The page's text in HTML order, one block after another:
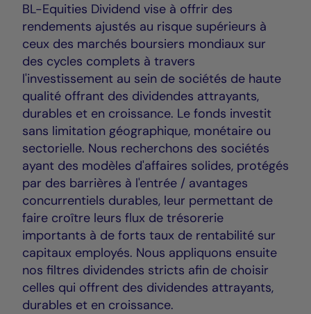
BL-Equities Dividend vise à offrir des
rendements ajustés au risque supérieurs à
ceux des marchés boursiers mondiaux sur
des cycles complets à travers
l'investissement au sein de sociétés de haute
qualité offrant des dividendes attrayants,
durables et en croissance. Le fonds investit
sans limitation géographique, monétaire ou
sectorielle. Nous recherchons des sociétés
ayant des modèles d'affaires solides, protégés
par des barrières à l'entrée / avantages
concurrentiels durables, leur permettant de
faire croître leurs flux de trésorerie
importants à de forts taux de rentabilité sur
capitaux employés. Nous appliquons ensuite
nos filtres dividendes stricts afin de choisir
celles qui offrent des dividendes attrayants,
durables et en croissance.